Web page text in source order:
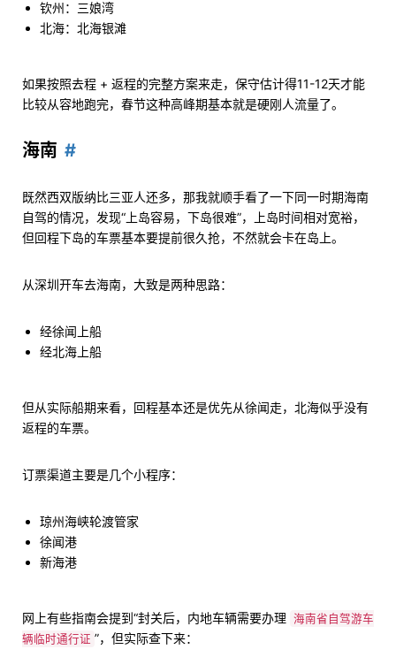
钦州：三娘湾
北海：北海银滩
如果按照去程 + 返程的完整方案来走，保守估计得11-12天才能
比较从容地跑完，春节这种高峰期基本就是硬刚人流量了。
海南
既然西双版纳比三亚人还多，那我就顺手看了一下同一时期海南
自驾的情况，发现“上岛容易，下岛很难”，上岛时间相对宽裕，
但回程下岛的车票基本要提前很久抢，不然就会卡在岛上。
从深圳开车去海南，大致是两种思路：
经徐闻上船
经北海上船
但从实际船期来看，回程基本还是优先从徐闻走，北海似乎没有
返程的车票。
订票渠道主要是几个小程序：
琼州海峡轮渡管家
徐闻港
新海港
网上有些指南会提到“封关后，内地车辆需要办理 海南省自驾游车
辆临时通行证 ”，但实际查下来：